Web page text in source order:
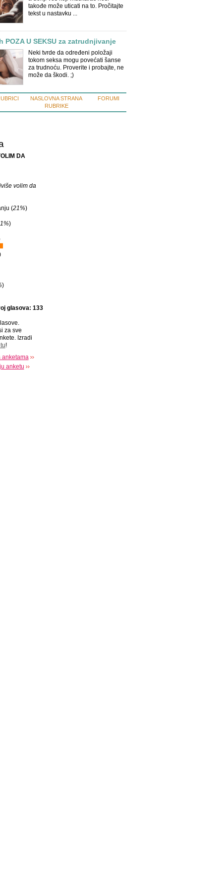
takođe može uticati na to. Pročitajte
tekst u nastavku ...
POZA U SEKSU za zatrudnjivanje
Neki tvrde da određeni položaji
tokom seksa mogu povećati šanse
za trudnoću. Proverite i probajte, ne
može da škodi. ;)
NASLOVNA STRANA
RUBRIKE
FORUMI
DA
volim da
(21%)
)
)
glasova: 133
za sve
Izradi
!
anketama
anketu